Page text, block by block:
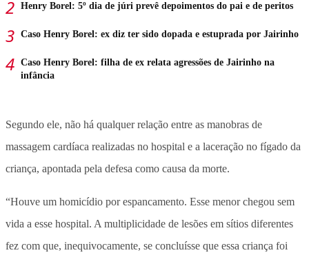
Henry Borel: 5º dia de júri prevê depoimentos do pai e de peritos
Caso Henry Borel: ex diz ter sido dopada e estuprada por Jairinho
Caso Henry Borel: filha de ex relata agressões de Jairinho na
infância
Segundo ele, não há qualquer relação entre as manobras de
massagem cardíaca realizadas no hospital e a laceração no fígado da
criança, apontada pela defesa como causa da morte.
“Houve um homicídio por espancamento. Esse menor chegou sem
vida a esse hospital. A multiplicidade de lesões em sítios diferentes
fez com que, inequivocamente, se concluísse que essa criança foi